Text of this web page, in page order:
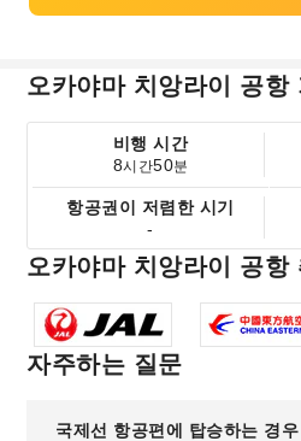
오카야마 치앙라이 공항
비행 시간
8시간50분
항공권이 저렴한 시기
-
오카야마 치앙라이 공항
자주하는 질문
국제선 항공편에 탑승하는 경